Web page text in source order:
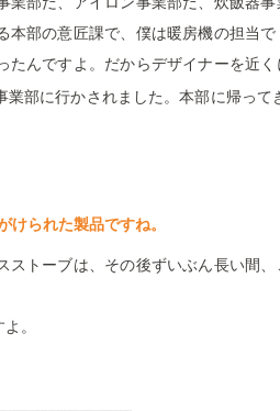
業部だ、アイロン事業部だ、炊飯器
部の意匠課で、僕は暖房機の担当
んですよ。だからデザイナーを近
部に行かされました。本部に帰って
けられた製品ですね。
トーブは、その後ずいぶん長い間、
。